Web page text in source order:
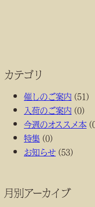
カテゴリ
催しのご案内 (51)
入荷のご案内 (0)
今週のオススメ本
特集 (0)
お知らせ (53)
月別アーカイブ